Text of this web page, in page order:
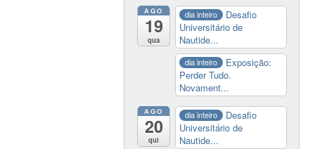
AGO
19
qua
dia inteiro
Desafio
Universitário de
Nautide...
dia inteiro
Exposição:
Perder Tudo.
Novament...
AGO
20
qui
dia inteiro
Desafio
Universitário de
Nautide...